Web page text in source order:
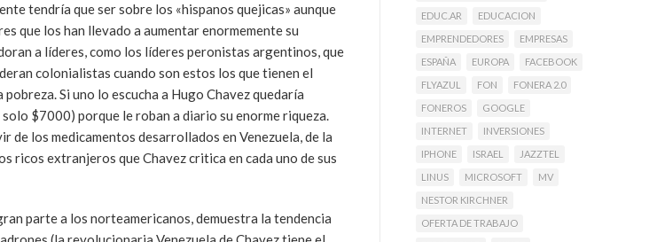
tendría que ser sobre los «hispanos quejicas» aunque
que los han llevado a aumentar enormemente su
a líderes, como los líderes peronistas argentinos, que
colonialistas cuando son estos los que tienen el
Si uno lo escucha a Hugo Chavez quedaría
$7000) porque le roban a diario su enorme riqueza.
de los medicamentos desarrollados en Venezuela, de la
ricos extranjeros que Chavez critica en cada uno de sus
parte a los norteamericanos, demuestra la tendencia
EDUC.AR
EDUCACION
EMPRENDEDORES
EMPRESAS
ESPAÑA
EUROPA
FACEBOOK
FLYAZUL
FON
FONERA 2.0
FONEROS
GOOGLE
INTERNET
INVERSIONES
IPHONE
ISRAEL
JAZZTEL
LINUS
MICROSOFT
MV
NESTOR KIRCHNER
OFERTA DE TRABAJO